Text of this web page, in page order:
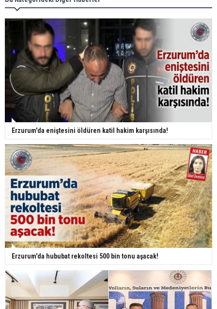
Erzurum'da eniştesini öldüren katil hakim karşısında!
Erzurum'da hububat rekoltesi 500 bin tonu aşacak!